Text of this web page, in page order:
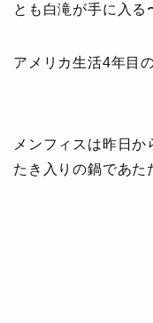
とも白滝が手に入る
アメリカ生活4年目
メンフィスは昨日
たき入りの鍋であ